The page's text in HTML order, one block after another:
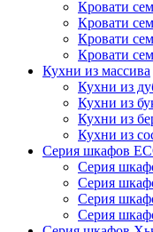
Кровати
Кровати
Кровати
Кровати
Кухни из массива
Кухни из
Кухни из
Кухни из
Кухни из
Серия шкафов
Серия
Серия
Серия
Серия